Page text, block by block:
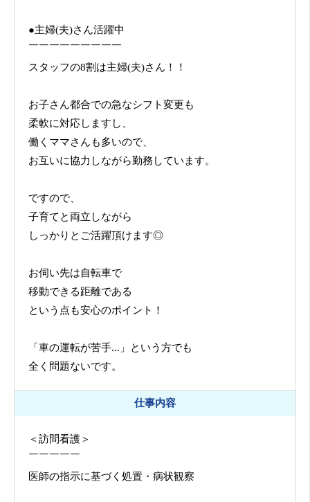
●主婦(夫)さん活躍中
￣￣￣￣￣￣￣￣￣
スタッフの8割は主婦(夫)さん！！
お子さん都合での急なシフト変更も
柔軟に対応しますし、
働くママさんも多いので、
お互いに協力しながら勤務しています。
ですので、
子育てと両立しながら
しっかりとご活躍頂けます◎
お伺い先は自転車で
移動できる距離である
という点も安心のポイント！
「車の運転が苦手...」という方でも
全く問題ないです。
仕事内容
＜訪問看護＞
￣￣￣￣￣
医師の指示に基づく処置・病状観察